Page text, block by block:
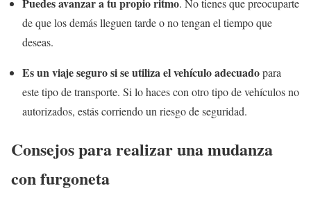
Puedes avanzar a tu propio ritmo. No tienes que preocuparte
de que los demás lleguen tarde o no tengan el tiempo que
deseas.
Es un viaje seguro si se utiliza el vehículo adecuadopara
este tipo de transporte. Si lo haces con otro tipo de vehículos no
autorizados, estás corriendo un riesgo de seguridad.
Consejos para realizar una mudanza
con furgoneta